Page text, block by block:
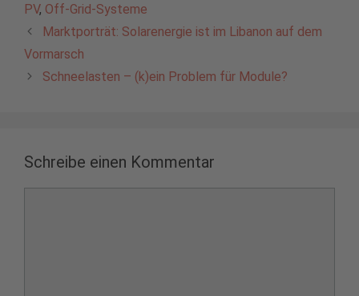
PV, Off-Grid-Systeme
Marktporträt: Solarenergie ist im Libanon auf dem
Vormarsch
Schneelasten – (k)ein Problem für Module?
Schreibe einen Kommentar